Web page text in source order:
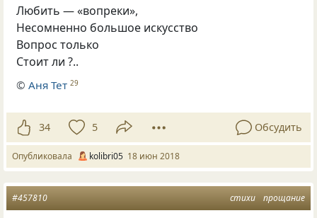
Любить — «вопреки»,
Несомненно большое искусство
Вопрос только
Стоит ли ?..
©Аня Тет 29
34 5 Обсудить
Опубликовала kolibri05 18 июн 2018
стихи прощание
#457810